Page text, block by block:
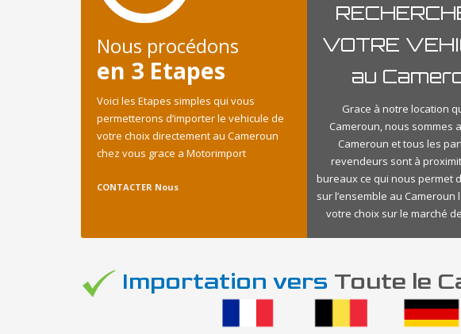
Nous procédons
en 3 Etapes
Voici les Etapes simples qui vous
permetterons d’importer le vehicule de
votre choix directement au Cameroun
chez vous grace a Motorimport
CONTACTER Nous
VOTRE
au
Grace à notre location
Cameroun, nous sommes
Cameroun et tous les
revendeurs sont à
bureaux ce qui nous permet
sur l’ensemble au Cameroun
votre choix sur le marché
Importation vers Toute le